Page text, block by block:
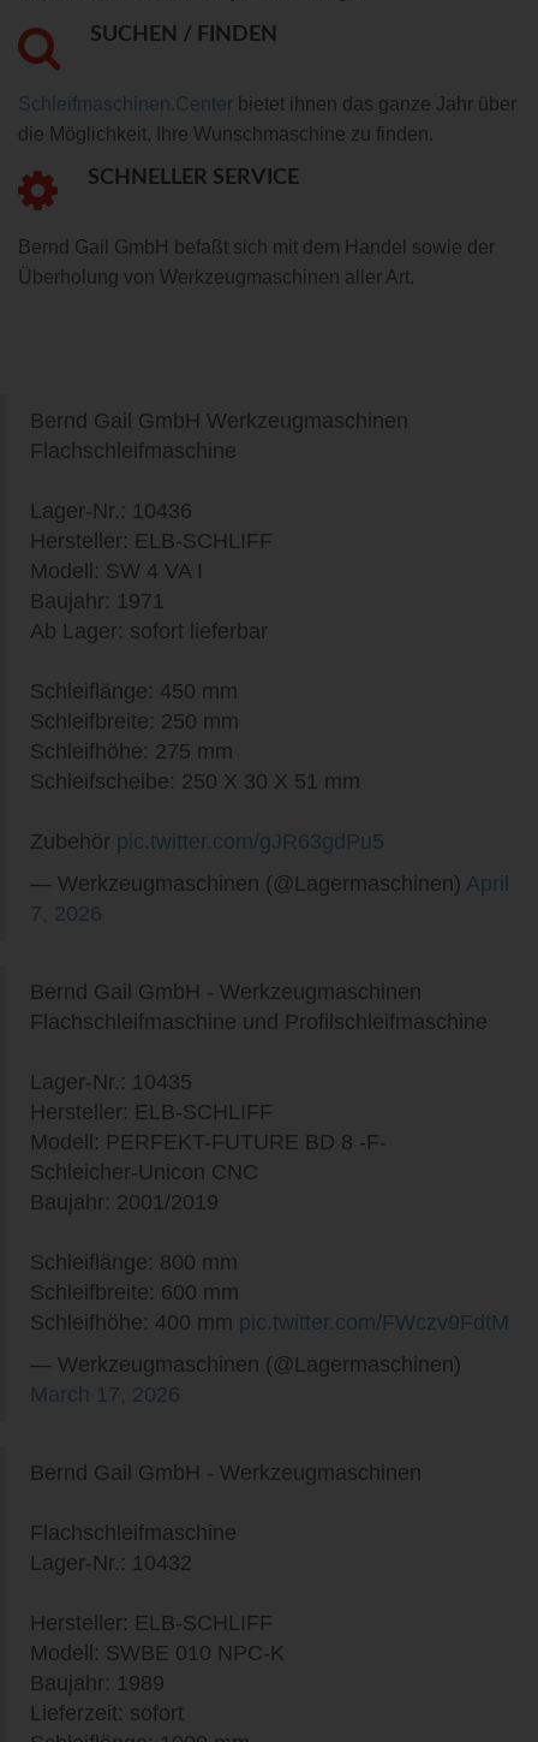
SUCHEN / FINDEN
Schleifmaschinen.Center bietet ihnen das ganze Jahr über
die Möglichkeit, Ihre Wunschmaschine zu finden.
SCHNELLER SERVICE
Bernd Gail GmbH befaßt sich mit dem Handel sowie der
Überholung von Werkzeugmaschinen aller Art.
Bernd Gail GmbH Werkzeugmaschinen
Flachschleifmaschine
Lager-Nr.: 10436
Hersteller: ELB-SCHLIFF
Modell: SW 4 VA I
Baujahr: 1971
Ab Lager: sofort lieferbar
Schleiflänge: 450 mm
Schleifbreite: 250 mm
Schleifhöhe: 275 mm
Schleifscheibe: 250 X 30 X 51 mm
Zubehör pic.twitter.com/gJR63gdPu5
— Werkzeugmaschinen (@Lagermaschinen) April
7, 2026
Bernd Gail GmbH - Werkzeugmaschinen
Flachschleifmaschine und Profilschleifmaschine
Lager-Nr.: 10435
Hersteller: ELB-SCHLIFF
Modell: PERFEKT-FUTURE BD 8 -F-
Schleicher-Unicon CNC
Baujahr: 2001/2019
Schleiflänge: 800 mm
Schleifbreite: 600 mm
Schleifhöhe: 400 mm pic.twitter.com/FWczv9FdtM
— Werkzeugmaschinen (@Lagermaschinen)
March 17, 2026
Bernd Gail GmbH - Werkzeugmaschinen
Flachschleifmaschine
Lager-Nr.: 10432
Hersteller: ELB-SCHLIFF
Modell: SWBE 010 NPC-K
Baujahr: 1989
Lieferzeit: sofort